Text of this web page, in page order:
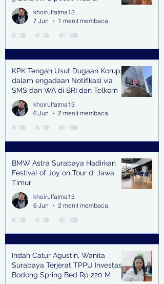
Terhormat
khoirulfatma13
7 Jun
1 menit membaca
KPK Tengah Usut Dugaan Korupsi
dalam engadaan Notifikasi via
SMS dan WA di BRI dan Telkom
khoirulfatma13
6 Jun
2 menit membaca
BMW Astra Surabaya Hadirkan
Festival of Joy on Tour di Jawa
Timur
khoirulfatma13
6 Jun
2 menit membaca
Indah Catur Agustin, Wanita
Surabaya Terjerat TPPU Investasi
Bodong Spring Bed Rp 220 M